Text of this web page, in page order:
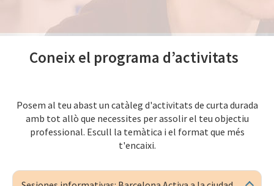
Coneix el programa d’activitats
Posem al teu abast un catàleg d'activitats de curta durada
amb tot allò que necessites per assolir el teu objectiu
professional. Escull la temàtica i el format que més
t'encaixi.